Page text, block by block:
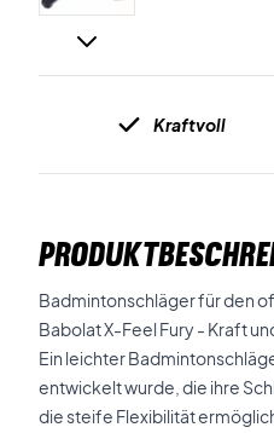
Kraftvoll
Badmintonschläger für den
Babolat X-Feel Fury - Kraft
Ein leichter
entwickelt wurde, die ihre
die steife Flexibilität